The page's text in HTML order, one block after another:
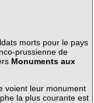
morts pour le pays
prussienne de
Monuments aux
voient leur monument
la plus courante est